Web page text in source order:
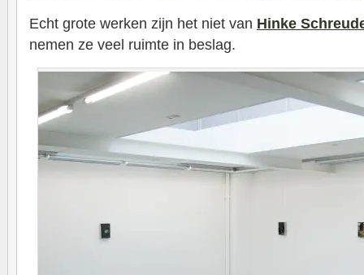
Echt grote werken zijn het niet van Hinke
nemen ze veel ruimte in beslag.